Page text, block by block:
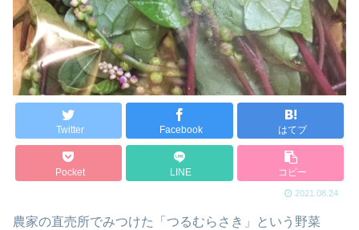
Twitter Facebook はてブ
Pocket LINE コピー
2021.08.24
農家の直売所でみつけた「つるむらさき」という野菜